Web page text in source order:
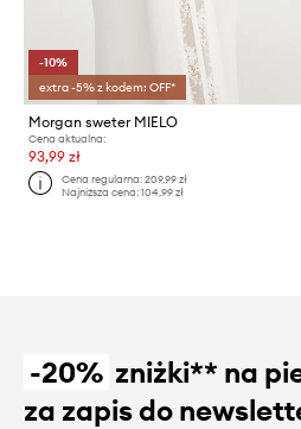
-10%
extra -5% z kodem: OFF*
Morgan sweter MIELO
Cena aktualna:
93,99 zł
Cena regularna:209,99 zł
Najniższa cena:104,99 zł
-20% zniżki** na
za zapis do